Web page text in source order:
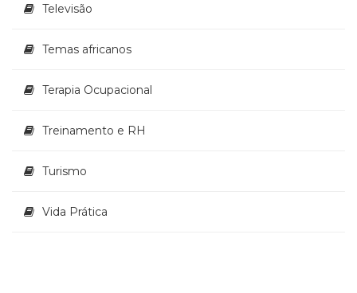
Televisão
Temas africanos
Terapia Ocupacional
Treinamento e RH
Turismo
Vida Prática